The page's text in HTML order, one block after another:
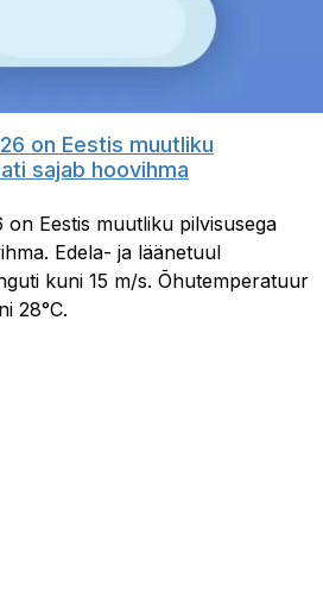
on Eestis muutliku
sajab hoovihma
on Eestis muutliku pilvisusega
Edela- ja läänetuul
kuni 15 m/s. Õhutemperatuur
28°C.